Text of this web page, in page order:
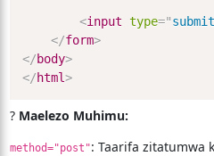
<input type="submit
</form>
</body>
</html>
? Maelezo Muhimu:
method="post": Taarifa zitatumwa